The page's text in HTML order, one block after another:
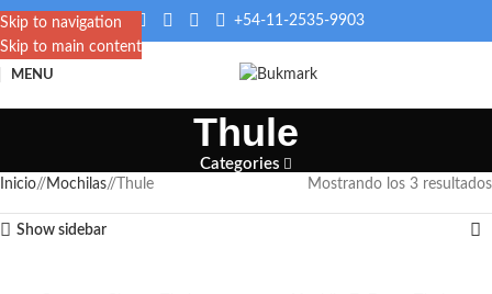
Skip to navigation
Skip to main content
+54-11-2535-9903
MENU
Thule
Categories
Inicio/ Mochilas/ Thule Mostrando los 3 resultados
Show sidebar